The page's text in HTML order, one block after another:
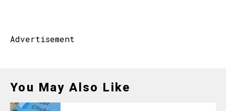
Advertisement
You May Also Like